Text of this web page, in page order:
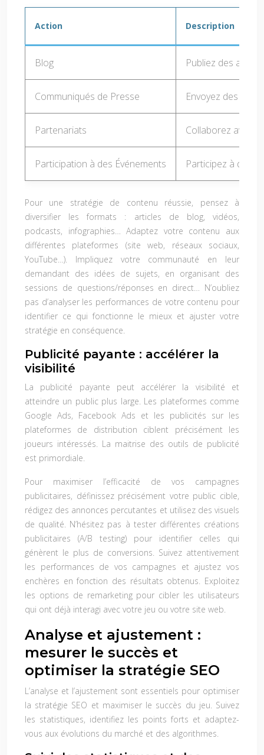
Action Description
Blog Publiez des
Communiqués de Presse Envoyez des
Partenariats Collaborez avec
Participation à des Événements Participez à des
Pour une stratégie de contenu réussie, pensez à
diversifier les formats : articles de blog, vidéos,
podcasts, infographies… Adaptez votre contenu aux
différentes plateformes (site web, réseaux sociaux,
YouTube…). Impliquez votre communauté en leur
demandant des idées de sujets, en organisant des
sessions de questions/réponses en direct… N’oubliez
pas d’analyser les performances de votre contenu pour
identifier ce qui fonctionne le mieux et ajuster votre
stratégie en conséquence.
Publicité payante : accélérer la
visibilité
La publicité payante peut accélérer la visibilité et
atteindre un public plus large. Les plateformes comme
Google Ads, Facebook Ads et les publicités sur les
plateformes de distribution ciblent précisément les
joueurs intéressés. La maitrise des outils de publicité
est primordiale.
Pour maximiser l’efficacité de vos campagnes
publicitaires, définissez précisément votre public cible,
rédigez des annonces percutantes et utilisez des visuels
de qualité. N’hésitez pas à tester différentes créations
publicitaires (A/B testing) pour identifier celles qui
génèrent le plus de conversions. Suivez attentivement
les performances de vos campagnes et ajustez vos
enchères en fonction des résultats obtenus. Exploitez
les options de remarketing pour cibler les utilisateurs
qui ont déjà interagi avec votre jeu ou votre site web.
Analyse et ajustement :
mesurer le succès et
optimiser la stratégie SEO
L’analyse et l’ajustement sont essentiels pour optimiser
la stratégie SEO et maximiser le succès du jeu. Suivez
les statistiques, identifiez les points forts et adaptez-
vous aux évolutions du marché et des algorithmes.